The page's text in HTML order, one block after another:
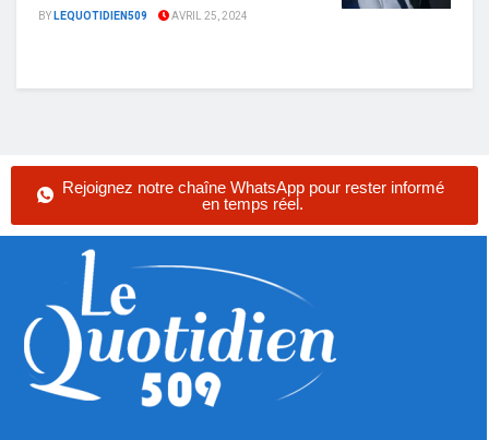
BYLEQUOTIDIEN509 AVRIL 25, 2024
Rejoignez notre chaîne WhatsApp pour rester informé
en temps réel.